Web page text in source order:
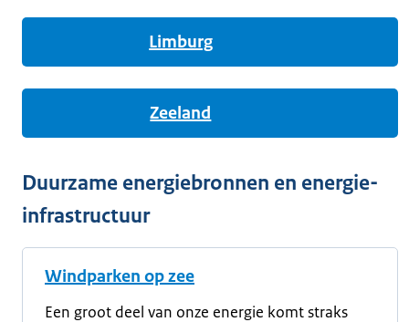
Limburg
Zeeland
Duurzame energiebronnen en energie-
infrastructuur
Windparken op zee
Een groot deel van onze energie komt straks